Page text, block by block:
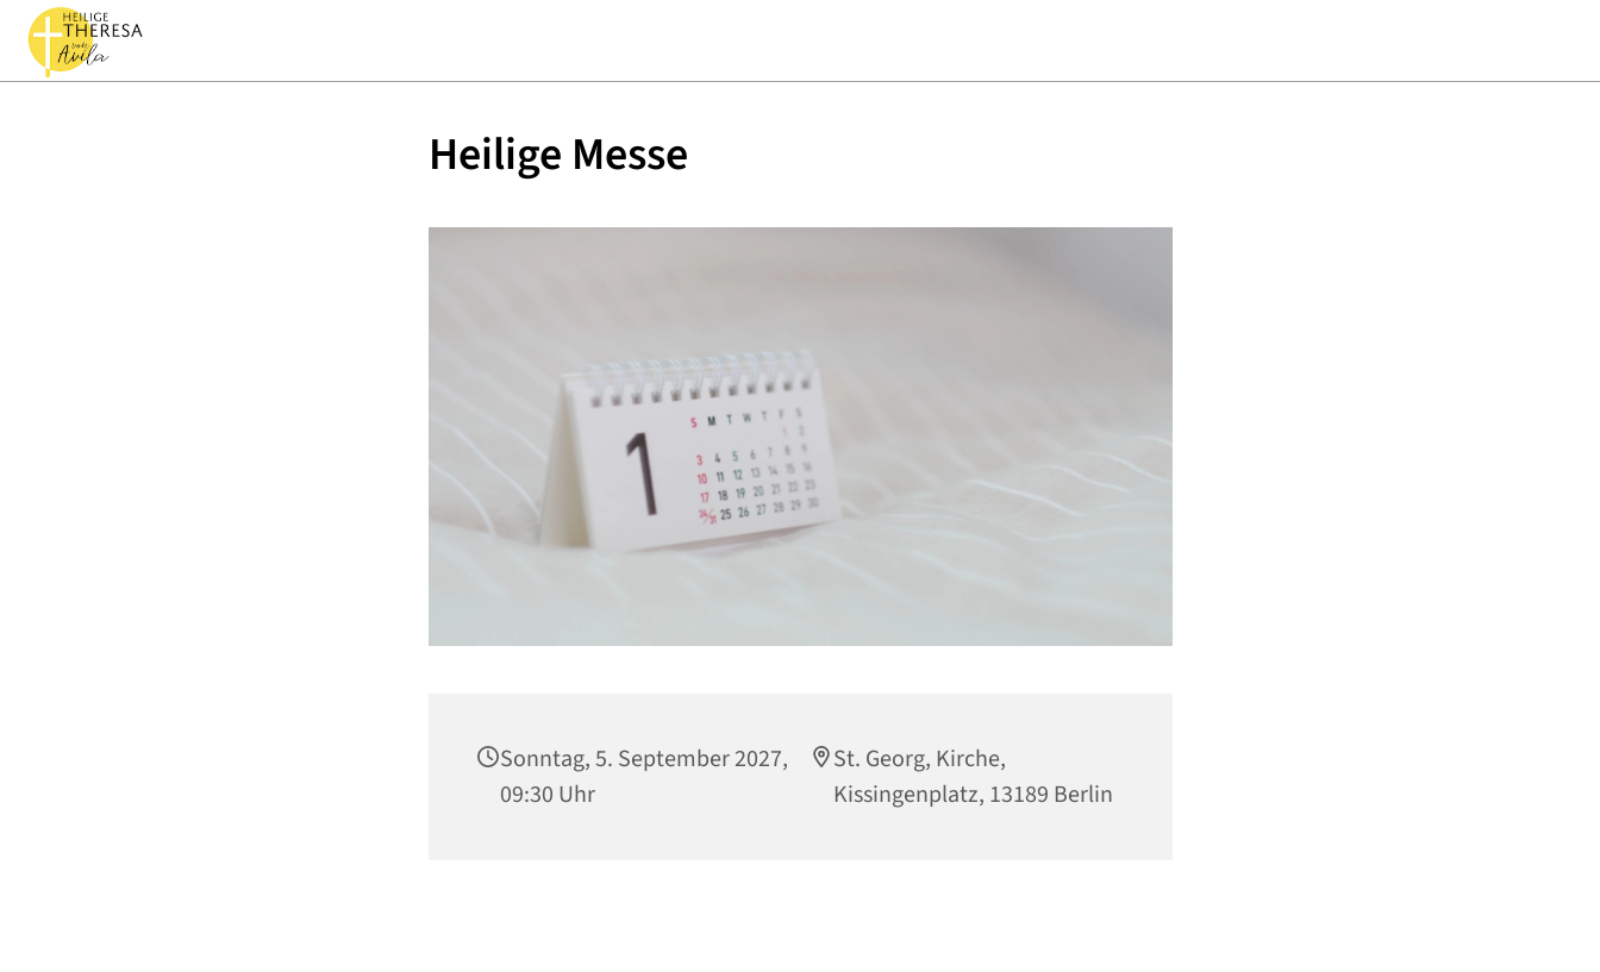
Heilige Messe
Sonntag, 5. September 2027,
09:30 Uhr
St. Georg, Kirche,
Kissingenplatz, 13189 Berlin